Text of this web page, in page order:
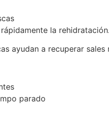
la rehidratación.
ayudan a recuperar
parado